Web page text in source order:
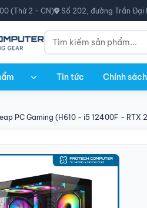
(Thứ 2 - CN) Số 202, đường Trần Đại
Tin tức Chính sách
PC Gaming (H610 - i5 12400F -